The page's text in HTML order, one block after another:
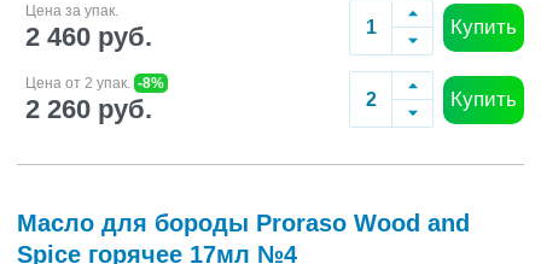
Цена за упак.
2 460 руб. Купить
Цена от 2 упак. -8%
2 260 руб. Купить
Масло для бороды Proraso Wood and
Spice горячее 17мл №4